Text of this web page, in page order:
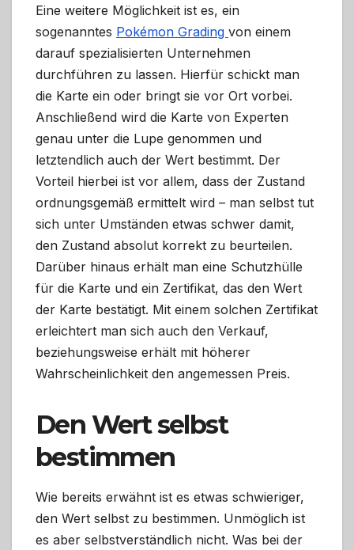
Eine weitere Möglichkeit ist es, ein
sogenanntes Pokémon Grading von einem
darauf spezialisierten Unternehmen
durchführen zu lassen. Hierfür schickt man
die Karte ein oder bringt sie vor Ort vorbei.
Anschließend wird die Karte von Experten
genau unter die Lupe genommen und
letztendlich auch der Wert bestimmt. Der
Vorteil hierbei ist vor allem, dass der Zustand
ordnungsgemäß ermittelt wird – man selbst tut
sich unter Umständen etwas schwer damit,
den Zustand absolut korrekt zu beurteilen.
Darüber hinaus erhält man eine Schutzhülle
für die Karte und ein Zertifikat, das den Wert
der Karte bestätigt. Mit einem solchen Zertifikat
erleichtert man sich auch den Verkauf,
beziehungsweise erhält mit höherer
Wahrscheinlichkeit den angemessen Preis.
Den Wert selbst
bestimmen
Wie bereits erwähnt ist es etwas schwieriger,
den Wert selbst zu bestimmen. Unmöglich ist
es aber selbstverständlich nicht. Was bei der